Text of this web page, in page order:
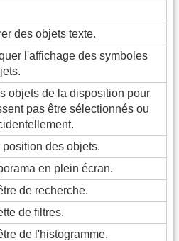
des objets texte.
l'affichage des symboles
objets de la disposition pour
pas être sélectionnés ou
des objets.
en plein écran.
de recherche.
de filtres.
de l'histogramme.